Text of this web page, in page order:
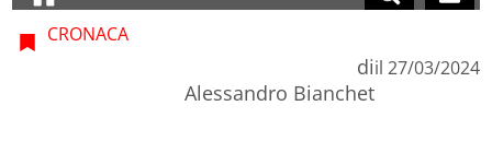
CRONACA
di
Alessandro Bianchet
il 27/03/2024